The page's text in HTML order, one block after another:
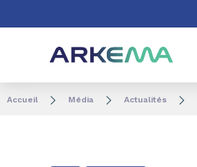
Accueil Média Actualités